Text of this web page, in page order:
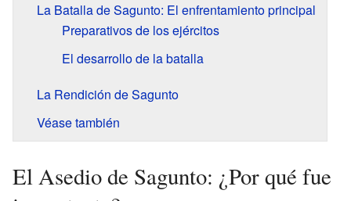
La Batalla de Sagunto: El enfrentamiento principal
Preparativos de los ejércitos
El desarrollo de la batalla
La Rendición de Sagunto
Véase también
El Asedio de Sagunto: ¿Por qué fue